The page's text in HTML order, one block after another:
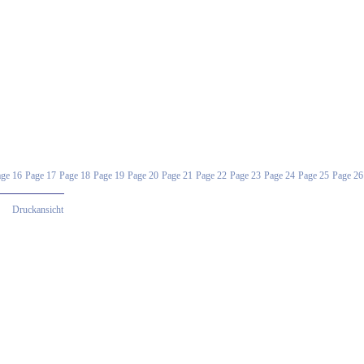
16 Page 17 Page 18 Page 19 Page 20 Page 21 Page 22 Page 23 Page 24 Page 25 Page 26
Druckansicht